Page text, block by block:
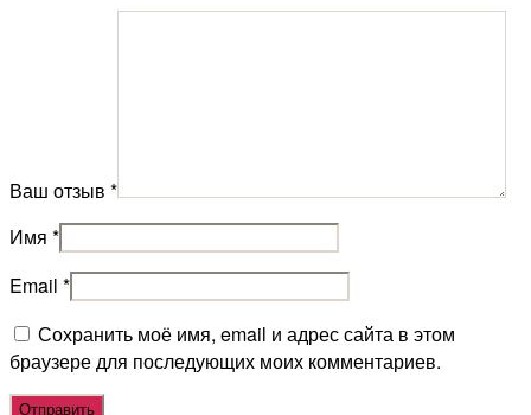
Ваш отзыв *
Имя *
Email *
Сохранить моё имя, email и адрес сайта в этом
браузере для последующих моих комментариев.